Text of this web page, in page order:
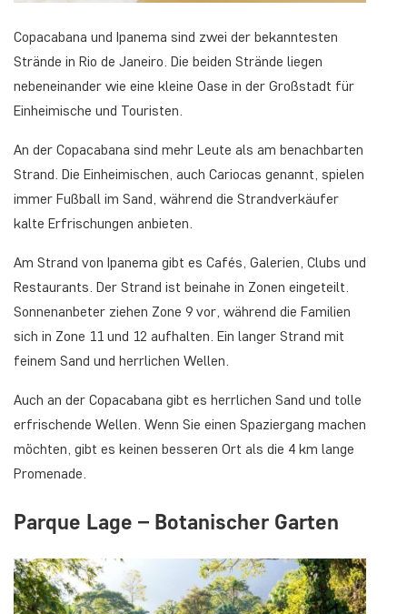
Copacabana und Ipanema sind zwei der bekanntesten
Strände in Rio de Janeiro. Die beiden Strände liegen
nebeneinander wie eine kleine Oase in der Großstadt für
Einheimische und Touristen.
An der Copacabana sind mehr Leute als am benachbarten
Strand. Die Einheimischen, auch Cariocas genannt, spielen
immer Fußball im Sand, während die Strandverkäufer
kalte Erfrischungen anbieten.
Am Strand von Ipanema gibt es Cafés, Galerien, Clubs und
Restaurants. Der Strand ist beinahe in Zonen eingeteilt.
Sonnenanbeter ziehen Zone 9 vor, während die Familien
sich in Zone 11 und 12 aufhalten. Ein langer Strand mit
feinem Sand und herrlichen Wellen.
Auch an der Copacabana gibt es herrlichen Sand und tolle
erfrischende Wellen. Wenn Sie einen Spaziergang machen
möchten, gibt es keinen besseren Ort als die 4 km lange
Promenade.
Parque Lage – Botanischer Garten